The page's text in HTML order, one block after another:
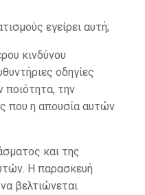
εγείρει αυτή;
κινδύνου
οδηγίες
την
που η απουσία αυτών
και της
Η παρασκευή
βελτιώνεται